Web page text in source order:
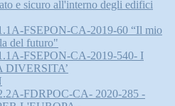
e sicuro all'interno degli edifici
FSEPON-CA-2019-60 “Il mio
del futuro"
FSEPON-CA-2019-540- I
FDRPOC-CA- 2020-285 -